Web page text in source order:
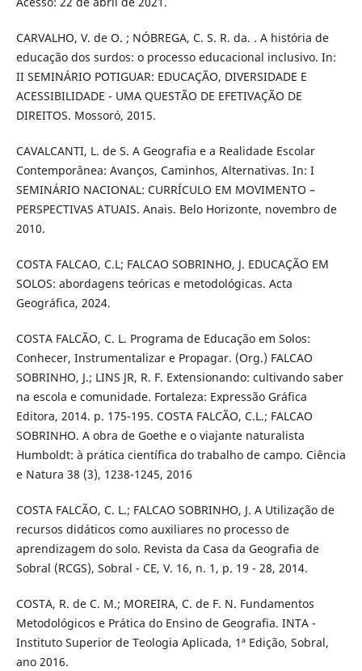
CARVALHO, V. de O. ; NÓBREGA, C. S. R. da. . A história de
educação dos surdos: o processo educacional inclusivo. In:
II SEMINÁRIO POTIGUAR: EDUCAÇÃO, DIVERSIDADE E
ACESSIBILIDADE - UMA QUESTÃO DE EFETIVAÇÃO DE
DIREITOS. Mossoró, 2015.
CAVALCANTI, L. de S. A Geografia e a Realidade Escolar
Contemporânea: Avanços, Caminhos, Alternativas. In: I
SEMINÁRIO NACIONAL: CURRÍCULO EM MOVIMENTO –
PERSPECTIVAS ATUAIS. Anais. Belo Horizonte, novembro de
2010.
COSTA FALCAO, C.L; FALCAO SOBRINHO, J. EDUCAÇÃO EM
SOLOS: abordagens teóricas e metodológicas. Acta
Geográfica, 2024.
COSTA FALCÃO, C. L. Programa de Educação em Solos:
Conhecer, Instrumentalizar e Propagar. (Org.) FALCAO
SOBRINHO, J.; LINS JR, R. F. Extensionando: cultivando saber
na escola e comunidade. Fortaleza: Expressão Gráfica
Editora, 2014. p. 175-195. COSTA FALCÃO, C.L.; FALCAO
SOBRINHO. A obra de Goethe e o viajante naturalista
Humboldt: à prática científica do trabalho de campo. Ciência
e Natura 38 (3), 1238-1245, 2016
COSTA FALCÃO, C. L.; FALCAO SOBRINHO, J. A Utilização de
recursos didáticos como auxiliares no processo de
aprendizagem do solo. Revista da Casa da Geografia de
Sobral (RCGS), Sobral - CE, V. 16, n. 1, p. 19 - 28, 2014.
COSTA, R. de C. M.; MOREIRA, C. de F. N. Fundamentos
Metodológicos e Prática do Ensino de Geografia. INTA -
Instituto Superior de Teologia Aplicada, 1ª Edição, Sobral,
ano 2016.